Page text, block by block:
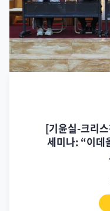
[기윤실-크리
세미나: “이데